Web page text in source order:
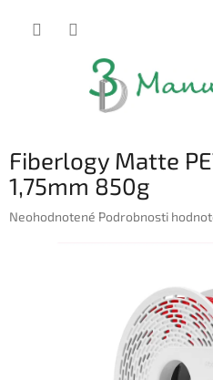
Fiberlogy Matte
1,75mm 850g
Priemerné
Neohodnotené Podrobnosti